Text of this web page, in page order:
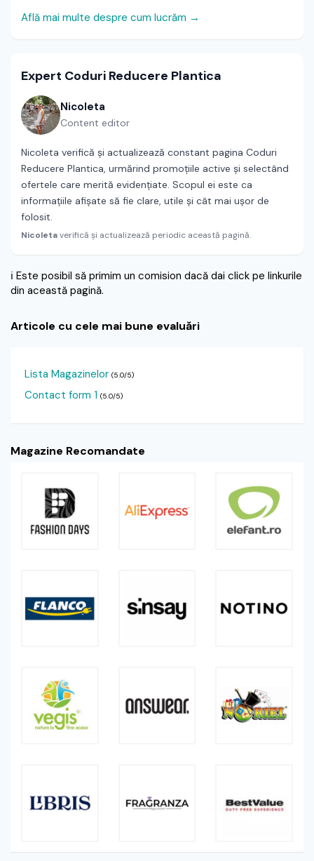
Află mai multe despre cum lucrăm →
Expert Coduri Reducere Plantica
Nicoleta
Content editor
Nicoleta verifică și actualizează constant pagina Coduri
Reducere Plantica, urmărind promoțiile active și selectând
ofertele care merită evidențiate. Scopul ei este ca
informațiile afișate să fie clare, utile și cât mai ușor de
folosit.
Nicoletaverifică și actualizează periodic această pagină.
ℹ️ Este posibil să primim un comision dacă dai click pe linkurile
din această pagină.
Articole cu cele mai bune evaluări
Lista Magazinelor (5.0/5)
Contact form 1 (5.0/5)
Magazine Recomandate